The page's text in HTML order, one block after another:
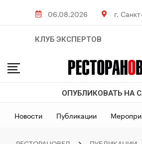
06.08.2026 г.
КЛУБ ЭКСПЕРТОВ
ОПУБЛИКОВАТЬ НА
Новости Публикации